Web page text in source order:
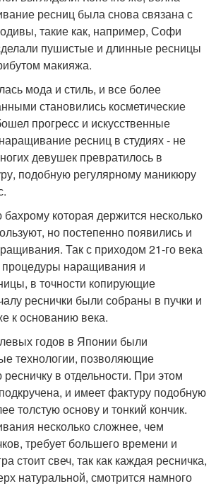
ресниц была снова связана с
такие как, например, Софи
пушистые и длинные ресницы
макияжа.
мода и стиль, и все более
становились косметические
прогресс и искусственные
ресниц в студиях - не
девушек превратилось в
подобную регулярному маникюру
которая держится несколько
но постепенно появились и
Так с приходом 21-го века
наращивания и
в точности копирующие
реснички были собраны в пучки и
к основанию века.
годов в Японии были
технологии, позволяющие
в отдельности. При этом
и имеет фактуру подобную
толстую основу и тонкий кончик.
несколько сложнее, чем
требует большего времени и
стоит свеч, так как каждая ресничка,
натуральной, смотрится намного